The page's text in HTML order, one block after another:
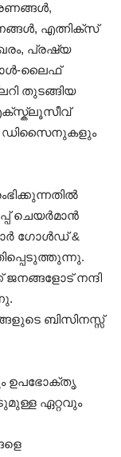
എത്നിക്സ്
പ്രഷ്യ
ലൈഫ്
തുടങ്ങിയ
ഡിസൈനുകളും
ചെയർമാൻ
ഗോൾഡ് &
നന്ദി
ബിസിനസ്സ്
ഉപഭോക്തൃ
ഏറ്റവും